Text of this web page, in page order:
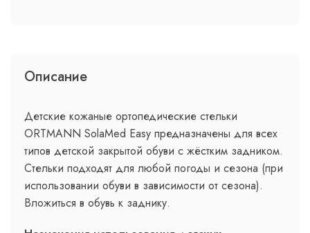
Описание
Детские кожаные ортопедические стельки
ORTMANN SolaMed Easy предназначены для всех
типов детской закрытой обуви с жёстким задником.
Стельки подходят для любой погоды и сезона (при
использовании обуви в зависимости от сезона).
Вложиться в обувь к заднику.